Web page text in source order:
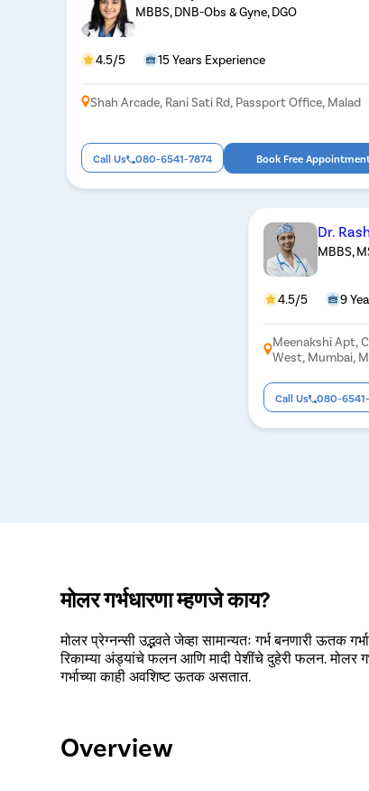
MBBS, DNB-Obs & Gyne, DGO
4.5/5 15 Years Experience
Shah Arcade, Rani Sati Rd, Passport Office, Malad
Call Us 080-6541-7874 Book Free
Dr.
MBBS,
4.5/5 9
Meenakshi Apt,
West, Mumbai,
Call Us 080-
मोलर गर्भधारणा म्हणजे काय?
मोलर प्रेग्नन्सी उद्भवते जेव्हा सामान्यतः गर्भ बनणारी ऊतक
रिकाम्या अंड्यांचे फलन आणि मादी पेशींचे दुहेरी फलन. मोलर
गर्भाच्या काही अवशिष्ट ऊतक असतात.
Overview